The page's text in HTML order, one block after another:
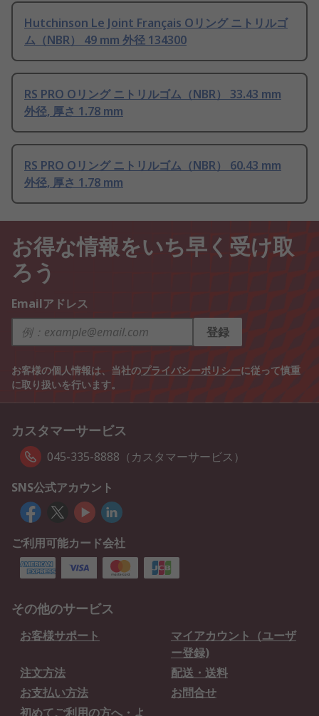
Hutchinson Le Joint Français Oリング ニトリルゴ
ム（NBR） 49 mm 外径 134300
RS PRO Oリング ニトリルゴム（NBR） 33.43 mm
外径, 厚さ 1.78 mm
RS PRO Oリング ニトリルゴム（NBR） 60.43 mm
外径, 厚さ 1.78 mm
お得な情報をいち早く受け取
ろう
Emailアドレス
登録
お客様の個人情報は、当社のプライバシーポリシーに従って慎重
に取り扱いを行います。
カスタマーサービス
045-335-8888（カスタマーサービス）
SNS公式アカウント
ご利用可能カード会社
その他のサービス
お客様サポート
マイアカウント（ユーザ
ー登録)
注文方法
配送・送料
お支払い方法
お問合せ
初めてご利用の方へ・よ